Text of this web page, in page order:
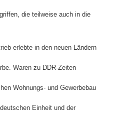
die teilweise auch in die
erlebte in den neuen Ländern
Waren zu DDR-Zeiten
Wohnungs- und Gewerbebau
Einheit und der